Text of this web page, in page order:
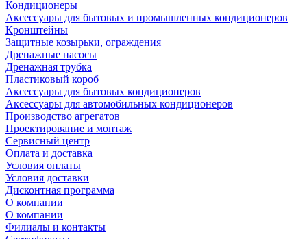
Кондиционеры
Аксессуары для бытовых и промышленных кондиционеров
Кронштейны
Защитные козырьки, ограждения
Дренажные насосы
Дренажная трубка
Пластиковый короб
Аксессуары для бытовых кондиционеров
Аксессуары для автомобильных кондиционеров
Производство агрегатов
Проектирование и монтаж
Сервисный центр
Оплата и доставка
Условия оплаты
Условия доставки
Дисконтная программа
О компании
О компании
Филиалы и контакты